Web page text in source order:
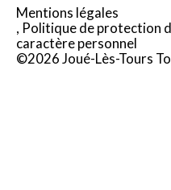
Mentions légales
Politique de protection
caractère personnel
©2026 Joué-Lès-Tours